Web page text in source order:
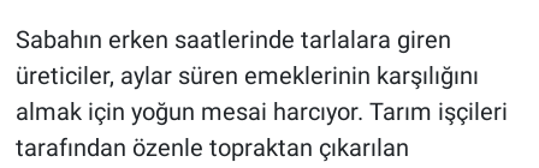
Sabahın erken saatlerinde tarlalara giren
üreticiler, aylar süren emeklerinin karşılığını
almak için yoğun mesai harcıyor. Tarım işçileri
tarafından özenle topraktan çıkarılan